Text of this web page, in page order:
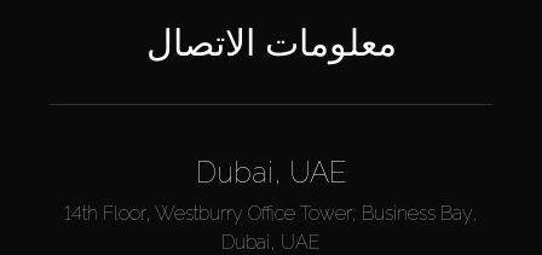
معلومات الاتصال
Dubai, UAE
14th Floor, Westburry Office Tower, Business Bay,
Dubai, UAE